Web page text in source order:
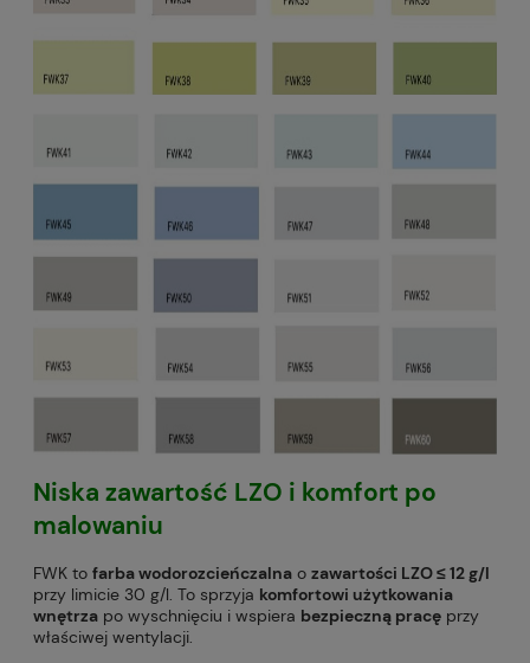
Niska zawartość LZO i komfort po
malowaniu
FWK to farba wodorozcieńczalna o zawartości LZO ≤ 12 g/l
przy limicie 30 g/l. To sprzyja komfortowi użytkowania
wnętrza po wyschnięciu i wspiera bezpieczną pracę przy
właściwej wentylacji.